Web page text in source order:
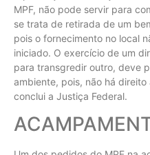
MPF, não pode servir para
se trata de retirada de um
pois o fornecimento no local
iniciado. O exercício de um
para transgredir outro, deve
ambiente, pois, não há
conclui a Justiça Federal.